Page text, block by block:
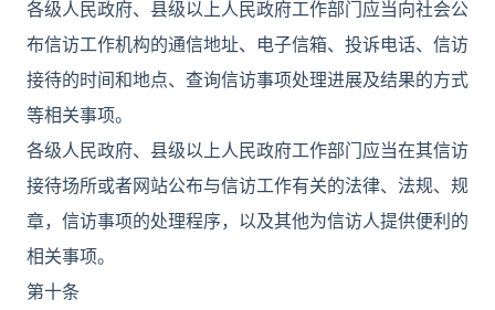
各级人民政府、县级以上人民政府工作部门应当向社会公
布信访工作机构的通信地址、电子信箱、投诉电话、信访
接待的时间和地点、查询信访事项处理进展及结果的方式
等相关事项。
各级人民政府、县级以上人民政府工作部门应当在其信访
接待场所或者网站公布与信访工作有关的法律、法规、规
章，信访事项的处理程序，以及其他为信访人提供便利的
相关事项。
第十条